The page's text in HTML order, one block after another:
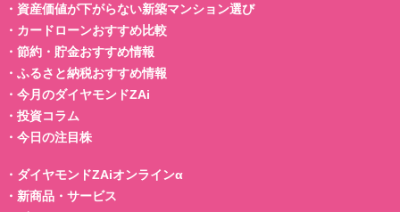
・ 資産価値が下がらない新築マンション選び
・ カードローンおすすめ比較
・ 節約・貯金おすすめ情報
・ ふるさと納税おすすめ情報
・ 今月のダイヤモンドZAi
・ 投資コラム
・ 今日の注目株
・ ダイヤモンドZAiオンラインα
・ 新商品・サービス